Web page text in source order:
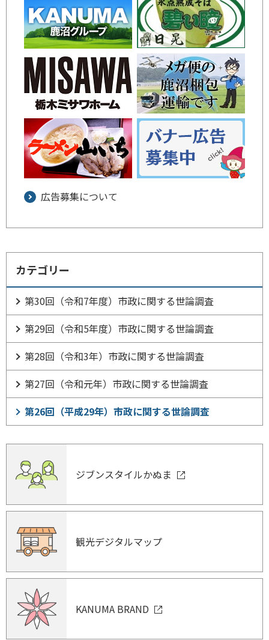
広告募集について
カテゴリー
第30回（令和7年度）市政に関する世論調査
第29回（令和5年度）市政に関する世論調査
第28回（令和3年）市政に関する世論調査
第27回（令和元年）市政に関する世論調査
第26回（平成29年）市政に関する世論調査
ジブンスタイルかぬま
観光デジタルマップ
KANUMA BRAND